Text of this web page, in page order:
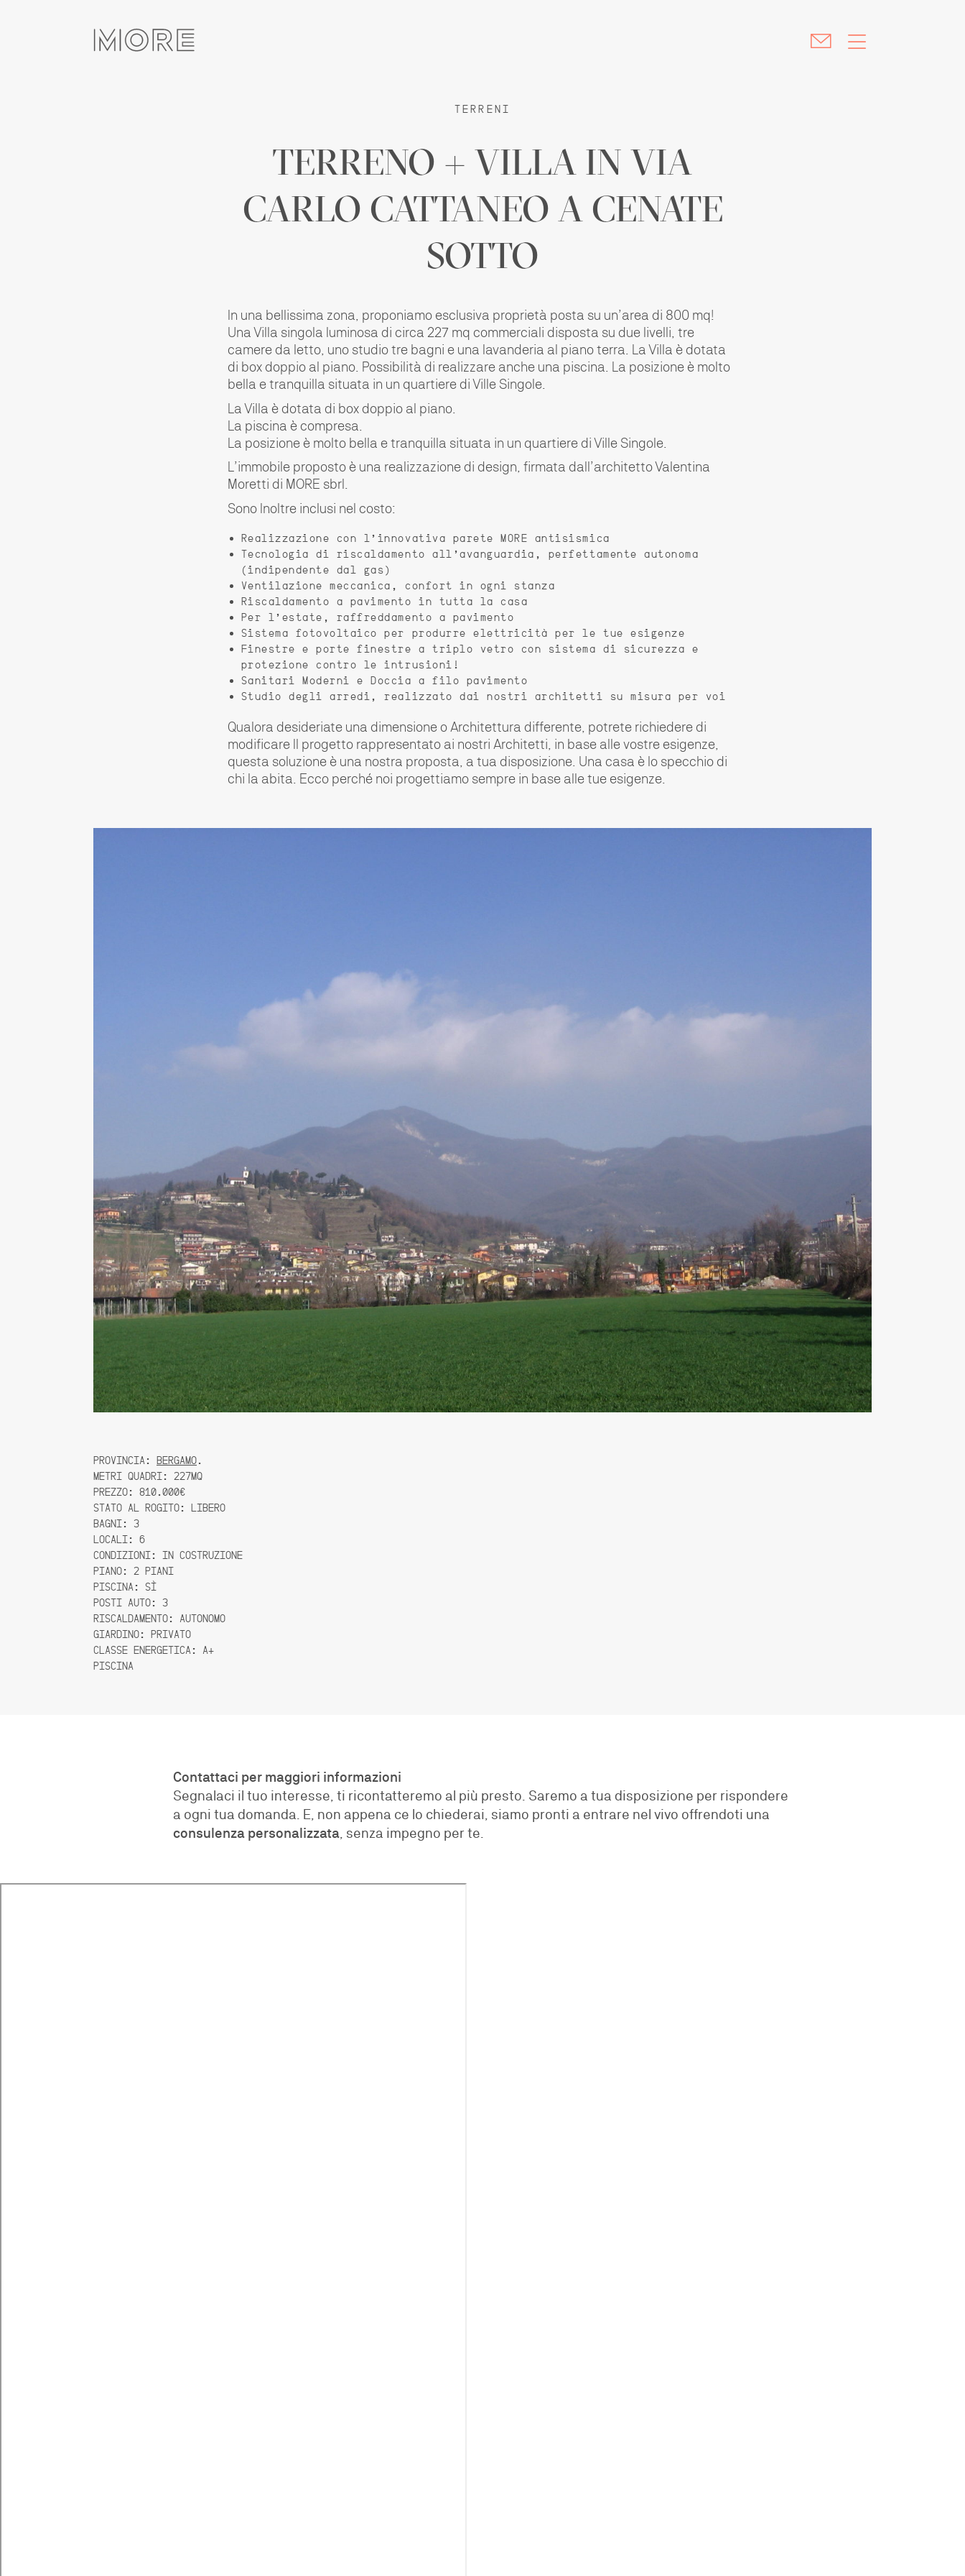
skip
navigation
TERRENI
TERRENO + VILLA IN VIA
CARLO CATTANEO A CENATE
SOTTO
In una bellissima zona, proponiamo esclusiva proprietà posta su un’area di 800 mq!
Una Villa singola luminosa di circa 227 mq commerciali disposta su due livelli, tre
camere da letto, uno studio tre bagni e una lavanderia al piano terra. La Villa è dotata
di box doppio al piano. Possibilità di realizzare anche una piscina. La posizione è molto
bella e tranquilla situata in un quartiere di Ville Singole.
La Villa è dotata di box doppio al piano.
La piscina è compresa.
La posizione è molto bella e tranquilla situata in un quartiere di Ville Singole.
L’immobile proposto è una realizzazione di design, firmata dall’architetto Valentina
Moretti di MORE sbrl.
Sono Inoltre inclusi nel costo:
Realizzazione con l’innovativa parete MORE antisismica
Tecnologia di riscaldamento all’avanguardia, perfettamente autonoma
(indipendente dal gas)
Ventilazione meccanica, confort in ogni stanza
Riscaldamento a pavimento in tutta la casa
Per l’estate, raffreddamento a pavimento
Sistema fotovoltaico per produrre elettricità per le tue esigenze
Finestre e porte finestre a triplo vetro con sistema di sicurezza e
protezione contro le intrusioni!
Sanitari Moderni e Doccia a filo pavimento
Studio degli arredi, realizzato dai nostri architetti su misura per voi
Qualora desideriate una dimensione o Architettura differente, potrete richiedere di
modificare Il progetto rappresentato ai nostri Architetti, in base alle vostre esigenze,
questa soluzione è una nostra proposta, a tua disposizione. Una casa è lo specchio di
chi la abita. Ecco perché noi progettiamo sempre in base alle tue esigenze.
PROVINCIA: BERGAMO.
METRI QUADRI: 227MQ
PREZZO: 810.000€
STATO AL ROGITO: LIBERO
BAGNI: 3
LOCALI: 6
CONDIZIONI: IN COSTRUZIONE
PIANO: 2 PIANI
PISCINA: SÌ
POSTI AUTO: 3
RISCALDAMENTO: AUTONOMO
GIARDINO: PRIVATO
CLASSE ENERGETICA: A+
PISCINA
Contattaci per maggiori informazioni
Segnalaci il tuo interesse, ti ricontatteremo al più presto. Saremo a tua disposizione per rispondere
a ogni tua domanda. E, non appena ce lo chiederai, siamo pronti a entrare nel vivo offrendoti una
consulenza personalizzata , senza impegno per te.